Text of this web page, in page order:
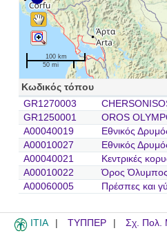
100 km
50 mi
Κωδικός τόπου
GR1270003
GR1250001
OROS
A00040019
Εθνικός
A00010027
Εθνικός
A00040021
Κεντρικές
A00010022
Όρος Όλυμπος
A00060005
Πρέσπες και
ITIA ΤΥΠΠΕΡ Σχ. Πολ.